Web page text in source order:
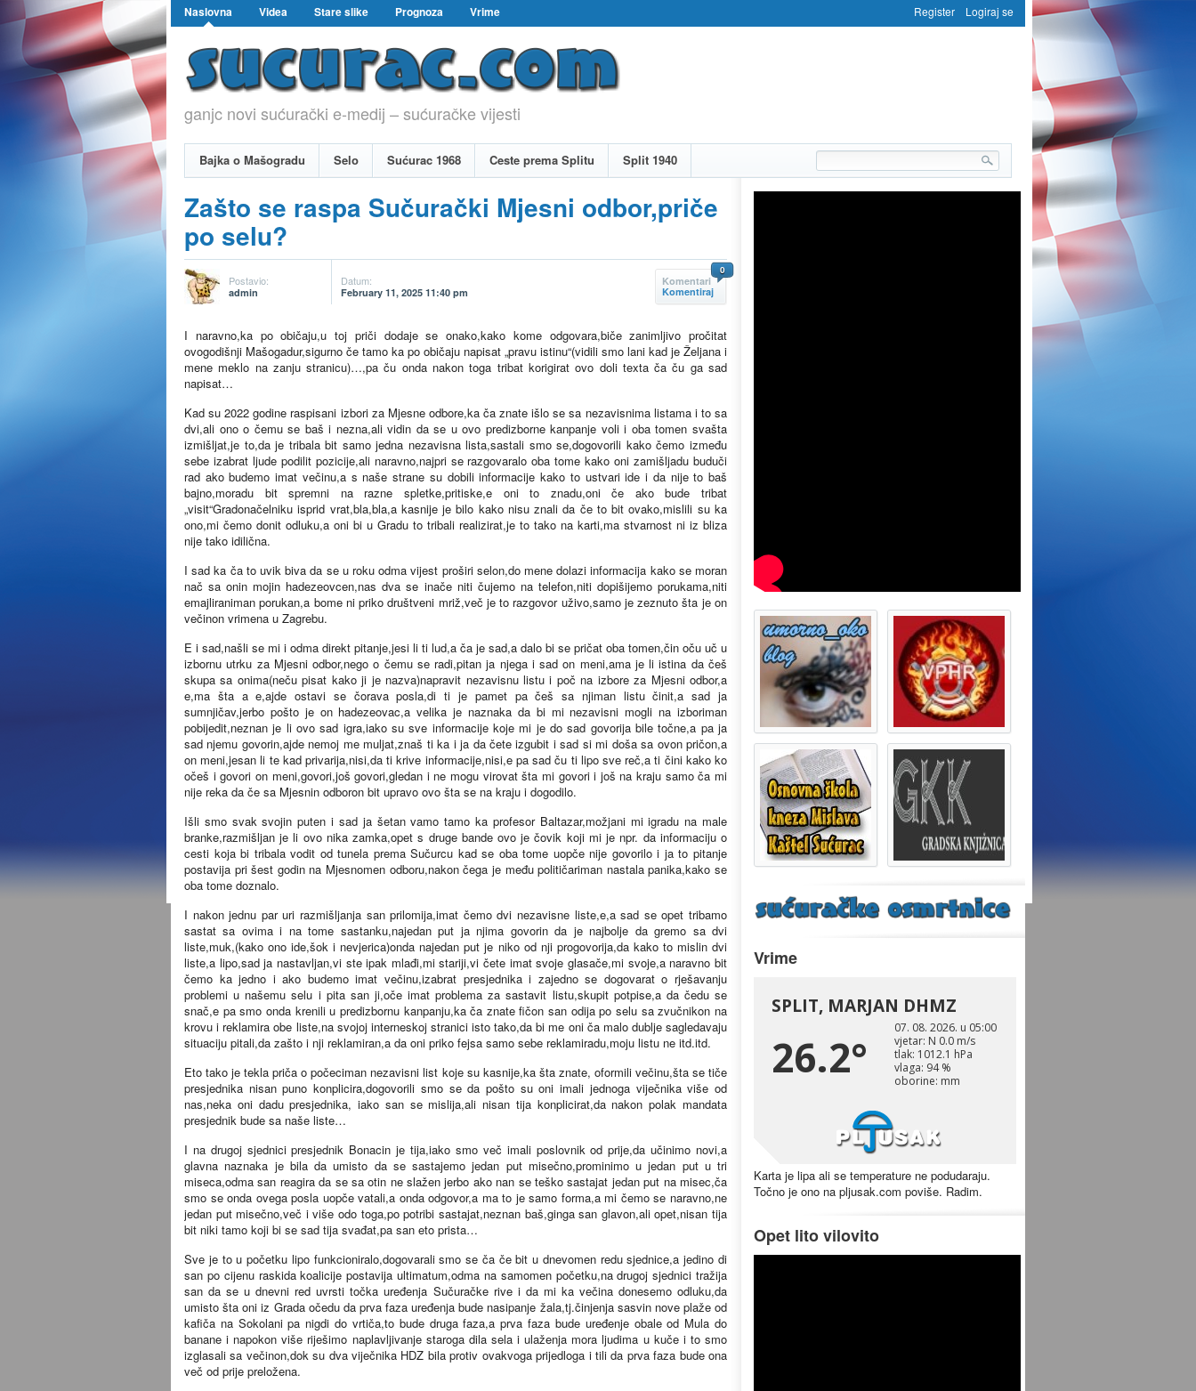
Naslovna Videa Stare slike Prognoza Vrime Register Logiraj se
ganjc novi sućurački e-medij – sućuračke vijesti
Bajka o Mašogradu Selo Sućurac 1968 Ceste prema Splitu Split 1940
Zašto se raspa Sučurački Mjesni odbor,priče
po selu?
Postavio:
admin
Datum:
February 11, 2025 11:40 pm
Komentari
Komentiraj
0
I naravno,ka po običaju,u toj priči dodaje se onako,kako kome odgovara,biče zanimljivo pročitat
ovogodišnji Mašogadur,sigurno če tamo ka po običaju napisat „pravu istinu“(vidili smo lani kad je Željana i
mene meklo na zanju stranicu)…,pa ču onda nakon toga tribat korigirat ovo doli texta ča ču ga sad
napisat…
Kad su 2022 godine raspisani izbori za Mjesne odbore,ka ča znate išlo se sa nezavisnima listama i to sa
dvi,ali ono o čemu se baš i nezna,ali vidin da se u ovo predizborne kanpanje voli i oba tomen svašta
izmišljat,je to,da je tribala bit samo jedna nezavisna lista,sastali smo se,dogovorili kako čemo između
sebe izabrat ljude podilit pozicije,ali naravno,najpri se razgovaralo oba tome kako oni zamišljadu buduči
rad ako budemo imat večinu,a s naše strane su dobili informacije kako to ustvari ide i da nije to baš
bajno,moradu bit spremni na razne spletke,pritiske,e oni to znadu,oni če ako bude tribat
„visit“Gradonačelniku isprid vrat,bla,bla,a kasnije je bilo kako nisu znali da če to bit ovako,mislili su ka
ono,mi čemo donit odluku,a oni bi u Gradu to tribali realizirat,je to tako na karti,ma stvarnost ni iz bliza
nije tako idilična.
I sad ka ča to uvik biva da se u roku odma vijest proširi selon,do mene dolazi informacija kako se moran
nač sa onin mojin hadezeovcen,nas dva se inače niti čujemo na telefon,niti dopišijemo porukama,niti
emajliraniman porukan,a bome ni priko društveni mriž,več je to razgovor uživo,samo je zeznuto šta je on
večinon vrimena u Zagrebu.
E i sad,našli se mi i odma direkt pitanje,jesi li ti lud,a ča je sad,a dalo bi se pričat oba tomen,čin oču uč u
izbornu utrku za Mjesni odbor,nego o čemu se radi,pitan ja njega i sad on meni,ama je li istina da češ
skupa sa onima(neču pisat kako ji je nazva)napravit nezavisnu listu i poč na izbore za Mjesni odbor,a
e,ma šta a e,ajde ostavi se čorava posla,di ti je pamet pa češ sa njiman listu činit,a sad ja
sumnjičav,jerbo pošto je on hadezeovac,a velika je naznaka da bi mi nezavisni mogli na izboriman
pobijedit,neznan je li ovo sad igra,iako su sve informacije koje mi je do sad govorija bile točne,a pa ja
sad njemu govorin,ajde nemoj me muljat,znaš ti ka i ja da čete izgubit i sad si mi doša sa ovon pričon,a
on meni,jesan li te kad privarija,nisi,da ti krive informacije,nisi,e pa sad ču ti lipo sve reč,a ti čini kako ko
očeš i govori on meni,govori,još govori,gledan i ne mogu virovat šta mi govori i još na kraju samo ča mi
nije reka da če sa Mjesnin odboron bit upravo ovo šta se na kraju i dogodilo.
Išli smo svak svojin puten i sad ja šetan vamo tamo ka profesor Baltazar,možjani mi igradu na male
branke,razmišljan je li ovo nika zamka,opet s druge bande ovo je čovik koji mi je npr. da informaciju o
cesti koja bi tribala vodit od tunela prema Sučurcu kad se oba tome uopče nije govorilo i ja to pitanje
postavija pri šest godin na Mjesnomen odboru,nakon čega je među političariman nastala panika,kako se
oba tome doznalo.
I nakon jednu par uri razmišljanja san prilomija,imat čemo dvi nezavisne liste,e,a sad se opet tribamo
sastat sa ovima i na tome sastanku,najedan put ja njima govorin da je najbolje da gremo sa dvi
liste,muk,(kako ono ide,šok i nevjerica)onda najedan put je niko od nji progovorija,da kako to mislin dvi
liste,a lipo,sad ja nastavljan,vi ste ipak mlađi,mi stariji,vi čete imat svoje glasače,mi svoje,a naravno bit
čemo ka jedno i ako budemo imat večinu,izabrat presjednika i zajedno se dogovarat o rješavanju
problemi u našemu selu i pita san ji,oče imat problema za sastavit listu,skupit potpise,a da čedu se
snač,e pa smo onda krenili u predizbornu kanpanju,ka ča znate fičon san odija po selu sa zvučnikon na
krovu i reklamira obe liste,na svojoj interneskoj stranici isto tako,da bi me oni ča malo dublje sagledavaju
situaciju pitali,da zašto i nji reklamiran,a da oni priko fejsa samo sebe reklamiradu,moju listu ne itd.itd.
Eto tako je tekla priča o počeciman nezavisni list koje su kasnije,ka šta znate, oformili večinu,šta se tiče
presjednika nisan puno konplicira,dogovorili smo se da pošto su oni imali jednoga viječnika više od
nas,neka oni dadu presjednika, iako san se mislija,ali nisan tija konplicirat,da nakon polak mandata
presjednik bude sa naše liste…
I na drugoj sjednici presjednik Bonacin je tija,iako smo več imali poslovnik od prije,da učinimo novi,a
glavna naznaka je bila da umisto da se sastajemo jedan put misečno,prominimo u jedan put u tri
miseca,odma san reagira da se sa otin ne slažen jerbo ako nan se teško sastajat jedan put na misec,ča
smo se onda ovega posla uopče vatali,a onda odgovor,a ma to je samo forma,a mi čemo se naravno,ne
jedan put misečno,več i više odo toga,po potribi sastajat,neznan baš,ginga san glavon,ali opet,nisan tija
bit niki tamo koji bi se sad tija svađat,pa san eto prista…
Sve je to u početku lipo funkcioniralo,dogovarali smo se ča če bit u dnevomen redu sjednice,a jedino di
san po cijenu raskida koalicije postavija ultimatum,odma na samomen početku,na drugoj sjednici tražija
san da se u dnevni red uvrsti točka uređenja Sučuračke rive i da mi ka večina donesemo odluku,da
umisto šta oni iz Grada očedu da prva faza uređenja bude nasipanje žala,tj.činjenja sasvin nove plaže od
kafiča na Sokolani pa nigdi do vrtiča,to bude druga faza,a prva faza bude uređenje obale od Mula do
banane i napokon više riješimo naplavljivanje staroga dila sela i ulaženja mora ljudima u kuče i to smo
izglasali sa večinon,dok su dva viječnika HDZ bila protiv ovakvoga prijedloga i tili da prva faza bude ona
več od prije preložena.
Vrime
Karta je lipa ali se temperature ne podudaraju.
Točno je ono na pljusak.com poviše. Radim.
Opet lito vilovito